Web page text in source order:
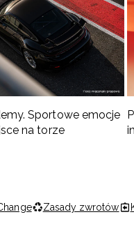
Sportowe emocje
na torze
Zasady zwrotów